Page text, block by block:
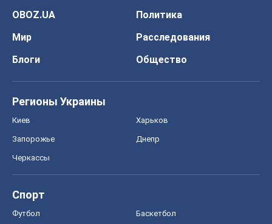
OBOZ.UA
Политика
Мир
Расследования
Блоги
Общество
Регионы Украины
Киев Харьков
Запорожье Днепр
Черкассы
Спорт
Футбол Баскетбол